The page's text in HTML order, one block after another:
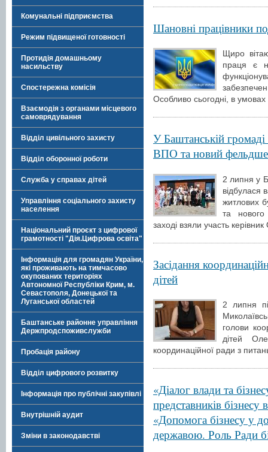
Комунальні підприємства
Режим підвищеної готовності
Протидія домашньому
насильству
Спостережна комісія
Взаємодія з органами місцевого
самоврядування
Відділ цивільного захисту
Відділ оборонної роботи
Служба у справах дітей
Управління соціального захисту
населення
Національний проєкт з цифрової
грамотності "Дія.Цифрова освіта"
Інформація для громадян України,
які проживають на тимчасово
окупованих територіях
Автономної Республіки Крим, м.
Севастополя, Донецької та
Луганської областей
Баштанське районне управління
Держпродспоживслужби
Пробація району
Відділ цифрового розвитку
Інформація про публічні закупівлі
Внутрішній аудит
Зміни в законодавстві
Шановні працівники
Щиро
праця є
Особливо сьогодні, в умовах
У Баштанській
ВПО та новий
2 липня у
відбулася
житлових
та нового
заході взяли участь
Засідання
дітей
2 липня
голови
дітей
координаційної ради з
«Діалог влади та
представників бізнесу
«Допомога бізнесу у
державою. Роль Ради